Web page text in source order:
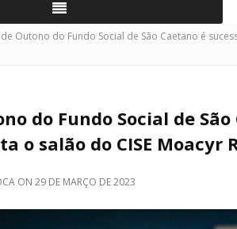
de Outono do Fundo Social de São Caetano é
do Fundo Social de
o salão do CISE Moacyr
ON 29 DE MARÇO DE 2023